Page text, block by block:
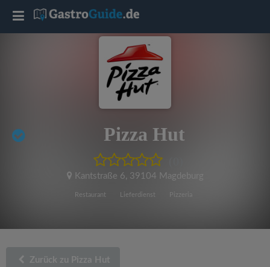
Pizza Hut
Kantstraße 6, 39104 Magdeburg
Restaurant Lieferdienst Pizzeria
Zurück zu Pizza Hut
T